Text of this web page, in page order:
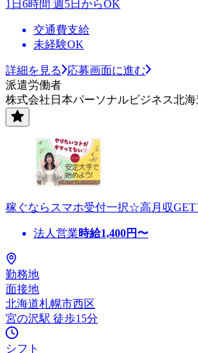
1日6時間 週5日からOK
交通費支給
未経験OK
詳細を見る
応募画面に進む
派遣労働者
株式会社日本パーソナルビジネス北
稼ぐならスマホ受付一択☆高月収GET
法人営業時給1,400円〜
勤務地
面接地
北海道札幌市西区
宮の沢駅 徒歩15分
シフト